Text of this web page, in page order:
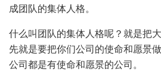
成团队的集体人格。
什么叫团队的集体人格呢？就是把
先就是要把你们公司的使命和愿景
公司都是有使命和愿景的公司。